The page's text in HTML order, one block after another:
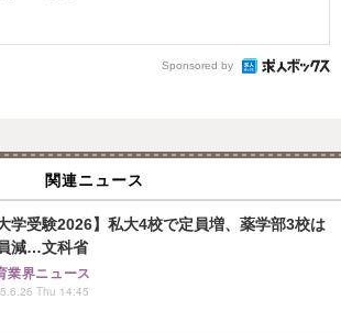
Sponsored by
関連ニュース
大学受験2026】私大4校で定員増、薬学部3校は
減…文科省
業界ニュース
Thu 14:45